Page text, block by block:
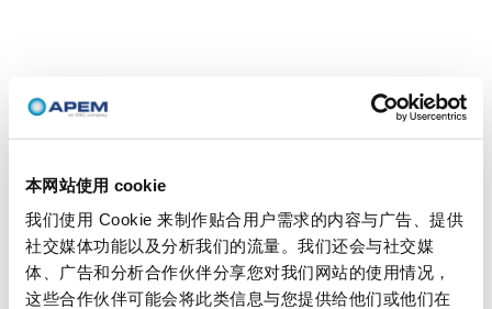
本网站使用 cookie
我们使用 Cookie 来制作贴合用户需求的内容与广告、提供
社交媒体功能以及分析我们的流量。我们还会与社交媒
体、广告和分析合作伙伴分享您对我们网站的使用情况，
这些合作伙伴可能会将此类信息与您提供给他们或他们在